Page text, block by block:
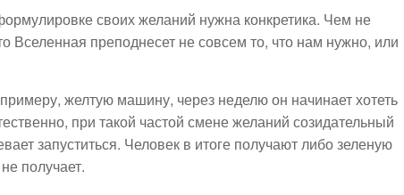
своих желаний нужна конкретика. Чем не
преподнесет не совсем то, что нам нужно, или
желтую машину, через неделю он начинает хотеть
при такой частой смене желаний созидательный
запуститься. Человек в итоге получают либо зеленую
получает.